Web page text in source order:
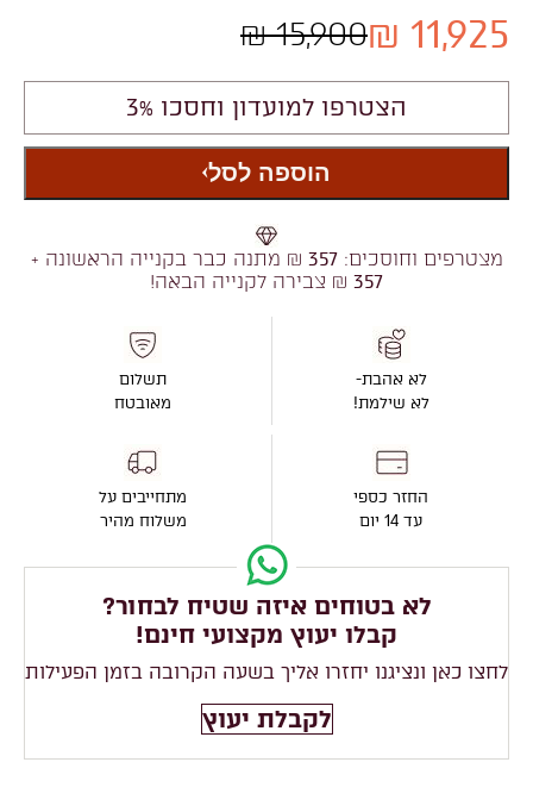
15,900 ₪ 11,925 ₪
הצטרפו למועדון וחסכו 3%
הוספה לסל
מצטרפים וחוסכים:357 ₪ מתנה כבר בקנייה הראשונה +
357 ₪ צבירה לקנייה הבאה!
לא אהבת-
לא שילמת!
החזר כספי
עד 14 יום
תשלום
מאובטח
מתחייבים על
משלוח מהיר
לא בטוחים איזה שטיח לבחור?
קבלו יעוץ מקצועי חינם!
לחצו כאן ונציגנו יחזרו אליך בשעה הקרובה בזמן הפעילות
לקבלת יעוץ